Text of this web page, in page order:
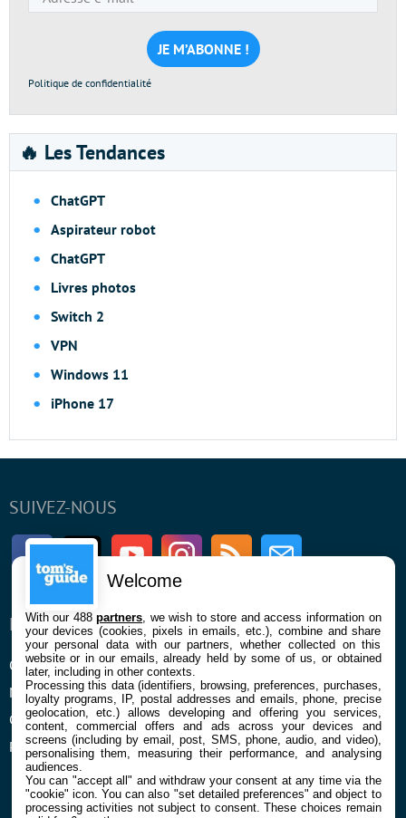
e-
mail
*
Politique de confidentialité
🔥 Les Tendances
ChatGPT
Aspirateur robot
ChatGPT
Livres photos
Switch 2
VPN
Windows 11
iPhone 17
SUIVEZ-NOUS
FacebookTwitter Youtube InstagramRSS Newsletter
ENTREPRISE
Qui sommes nous
Mentions légales et CGU
Confidentialité et Cookies
Préférences cookies
À PROPOS
La rédaction
Contact
Welcome
With our 488partners , we wish to store and access information on
your devices (cookies, pixels in emails, etc.), combine and share
your personal data with our partners, whether collected on this
website or in our emails, already held by some of us, or obtained
later, including in other contexts.
Processing this data (identifiers, browsing, preferences, purchases,
loyalty programs, IP, postal addresses and emails, phone, precise
geolocation, etc.) allows developing and offering you services,
content, commercial offers and ads across your devices and
screens (including by email, post, SMS, phone, audio, and video),
personalising them, measuring their performance, and analysing
audiences.
You can "accept all" and withdraw your consent at any time via the
"cookie" icon. You can also "set detailed preferences" and object to
processing activities not subject to consent. These choices remain